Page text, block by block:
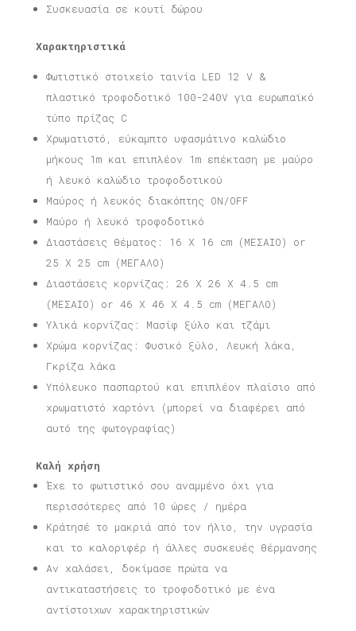
Συσκευασία σε κουτί δώρου
Χαρακτηριστικά
Φωτιστικό στοιχείο ταινία LED 12 V &
πλαστικό τροφοδοτικό 100-240V για ευρωπαϊκό
τύπο πρίζας C
Χρωματιστό, εύκαμπτο υφασμάτινο καλώδιο
μήκους 1m και επιπλέον 1m επέκταση με μαύρο
ή λευκό καλώδιο τροφοδοτικού
Μαύρος ή λευκός διακόπτης ON/OFF
Μαύρο ή λευκό τροφοδοτικό
Διαστάσεις θέματος: 16 X 16 cm (ΜΕΣΑΙΟ) or
25 X 25 cm (ΜΕΓΑΛΟ)
Διαστάσεις κορνίζας: 26 X 26 X 4.5 cm
(ΜΕΣΑΙΟ) or 46 X 46 X 4.5 cm (ΜΕΓΑΛΟ)
Υλικά κορνίζας: Μασίφ ξύλο και τζάμι
Χρώμα κορνίζας: Φυσικό ξύλο, Λευκή λάκα,
Γκρίζα λάκα
Υπόλευκο πασπαρτού και επιπλέον πλαίσιο από
χρωματιστό χαρτόνι (μπορεί να διαφέρει από
αυτό της φωτογραφίας)
Καλή χρήση
Έχε το φωτιστικό σου αναμμένο όχι για
περισσότερες από 10 ώρες / ημέρα
Κράτησέ το μακριά από τον ήλιο, την υγρασία
και το καλοριφέρ ή άλλες συσκευές θέρμανσης
Αν χαλάσει, δοκίμασε πρώτα να
αντικαταστήσεις το τροφοδοτικό με ένα
αντίστοιχων χαρακτηριστικών